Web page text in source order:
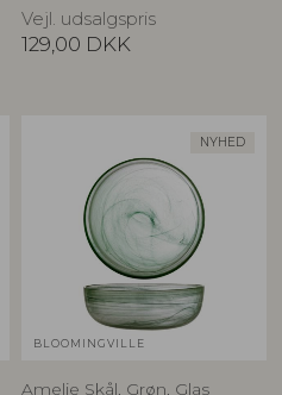
Vejl. udsalgspris
129,00 DKK
NYHED
BLOOMINGVILLE
Amelie Skål, Grøn, Glas